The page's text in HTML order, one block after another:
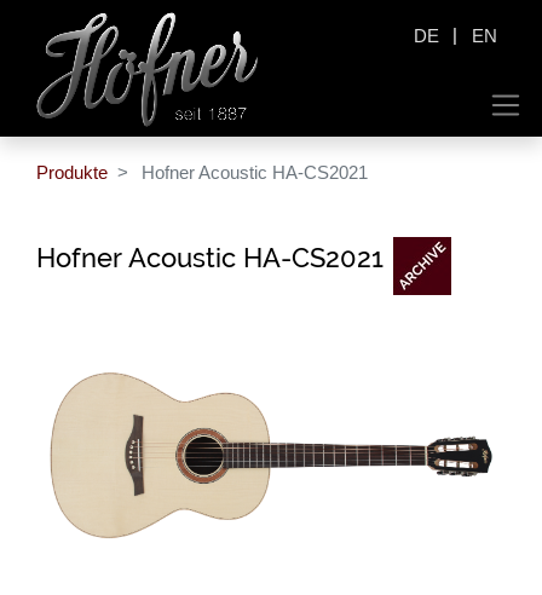
DE | EN
Produkte Hofner Acoustic HA-CS2021
Hofner Acoustic HA-CS2021